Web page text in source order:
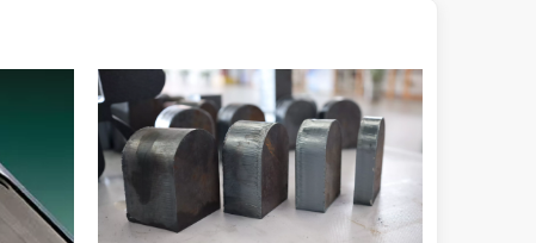
đã nổi lên như một công cụ cách mạng, mang lại nhiều lợi